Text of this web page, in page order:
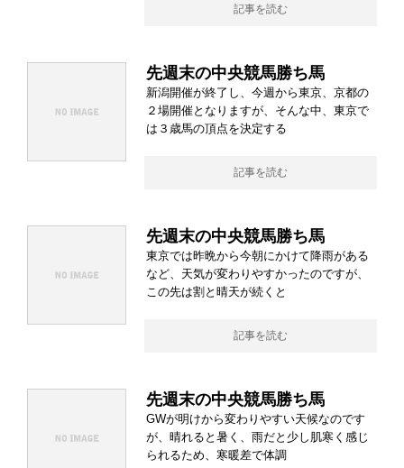
記事を読む
先週末の中央競馬勝ち馬
新潟開催が終了し、今週から東京、京都の
２場開催となりますが、そんな中、東京で
は３歳馬の頂点を決定する
記事を読む
先週末の中央競馬勝ち馬
東京では昨晩から今朝にかけて降雨がある
など、天気が変わりやすかったのですが、
この先は割と晴天が続くと
記事を読む
先週末の中央競馬勝ち馬
GWが明けから変わりやすい天候なのです
が、晴れると暑く、雨だと少し肌寒く感じ
られるため、寒暖差で体調